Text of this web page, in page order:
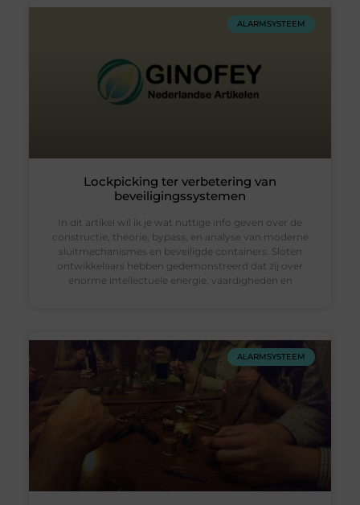
ALARMSYSTEEM
Lockpicking ter verbetering van
beveiligingssystemen
In dit artikel wil ik je wat nuttige info geven over de
constructie, theorie, bypass, en analyse van moderne
sluitmechanismes en beveiligde containers. Sloten
ontwikkelaars hebben gedemonstreerd dat zij over
enorme intellectuele energie, vaardigheden en
ALARMSYSTEEM